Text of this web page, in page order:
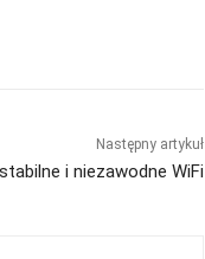
Następny artykuł
i niezawodne WiFi